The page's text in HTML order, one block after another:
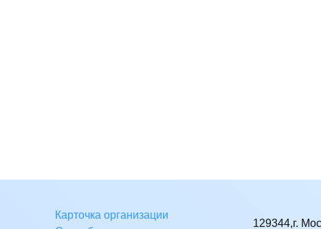
Карточка организации
129344,г.